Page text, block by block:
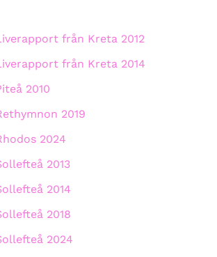
från Kreta 2012
från Kreta 2014
2010
2019
2024
2013
2014
2018
2024